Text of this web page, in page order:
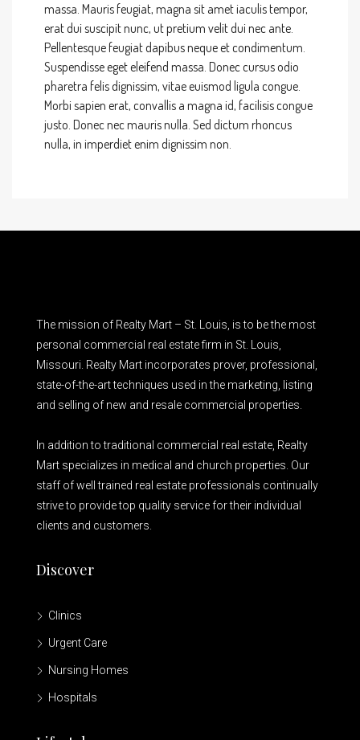
massa. Mauris feugiat, magna sit amet iaculis tempor,
erat dui suscipit nunc, ut pretium velit dui nec ante.
Pellentesque feugiat dapibus neque et condimentum.
Suspendisse eget eleifend massa. Donec cursus odio
pharetra felis dignissim, vitae euismod ligula congue.
Morbi sapien erat, convallis a magna id, facilisis congue
justo. Donec nec mauris nulla. Sed dictum rhoncus
nulla, in imperdiet enim dignissim non.
The mission of Realty Mart – St. Louis, is to be the most
personal commercial real estate firm in St. Louis,
Missouri. Realty Mart incorporates prover, professional,
state-of-the-art techniques used in the marketing, listing
and selling of new and resale commercial properties.
In addition to traditional commercial real estate, Realty
Mart specializes in medical and church properties. Our
staff of well trained real estate professionals continually
strive to provide top quality service for their individual
clients and customers.
Discover
Clinics
Urgent Care
Nursing Homes
Hospitals